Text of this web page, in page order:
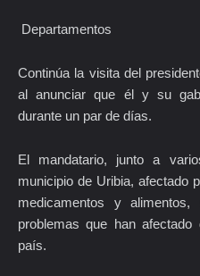
Departamentos
Continúa la visita del
al anunciar que él y su
durante un par de días.
El mandatario, junto a
municipio de Uribia, afectado
medicamentos y
problemas que han
país.